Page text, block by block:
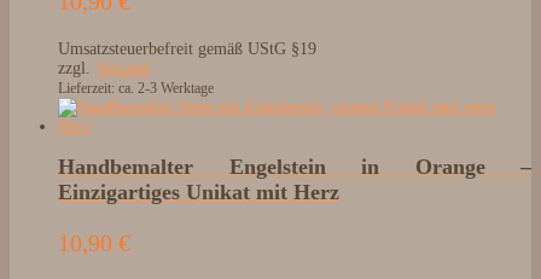
Umsatzsteuerbefreit gemäß UStG §19
zzgl. Versand
Lieferzeit: ca. 2-3 Werktage
Handbemalter Engelstein in Orange –
Einzigartiges Unikat mit Herz
10,90 €